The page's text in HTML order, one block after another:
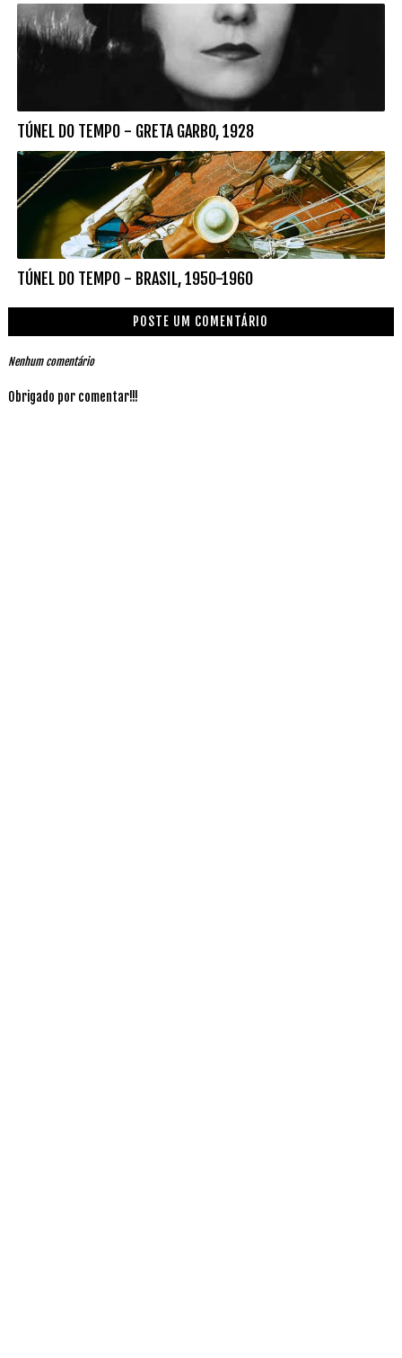
TÚNEL DO TEMPO - GRETA GARBO, 1928
TÚNEL DO TEMPO - BRASIL, 1950-1960
POSTE UM COMENTÁRIO
Nenhum comentário
Obrigado por comentar!!!